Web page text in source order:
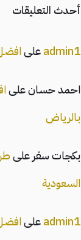
أحدث التعليقات
admin1علىافضل 50 محامي
احمد حسانعلى
بالرياض
بكجات سفر على
السعودية
admin1علىافضل 50 محامي